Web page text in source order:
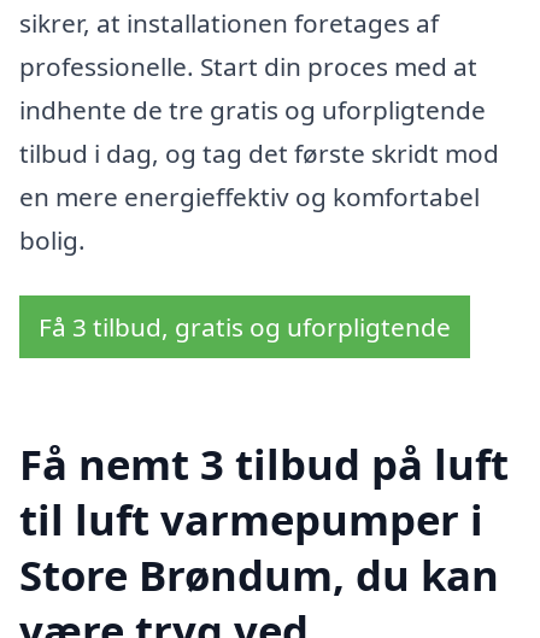
sikrer, at installationen foretages af
professionelle. Start din proces med at
indhente de tre gratis og uforpligtende
tilbud i dag, og tag det første skridt mod
en mere energieffektiv og komfortabel
bolig.
Få 3 tilbud, gratis og uforpligtende
Få nemt 3 tilbud på luft
til luft varmepumper i
Store Brøndum, du kan